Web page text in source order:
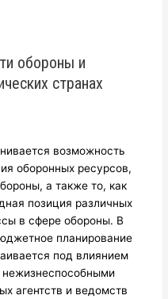
обороны и
странах
возможность
оборонных ресурсов,
а также то, как
позиция различных
в сфере обороны. В
планирование
под влиянием
нежизнеспособными
агентств и ведомств